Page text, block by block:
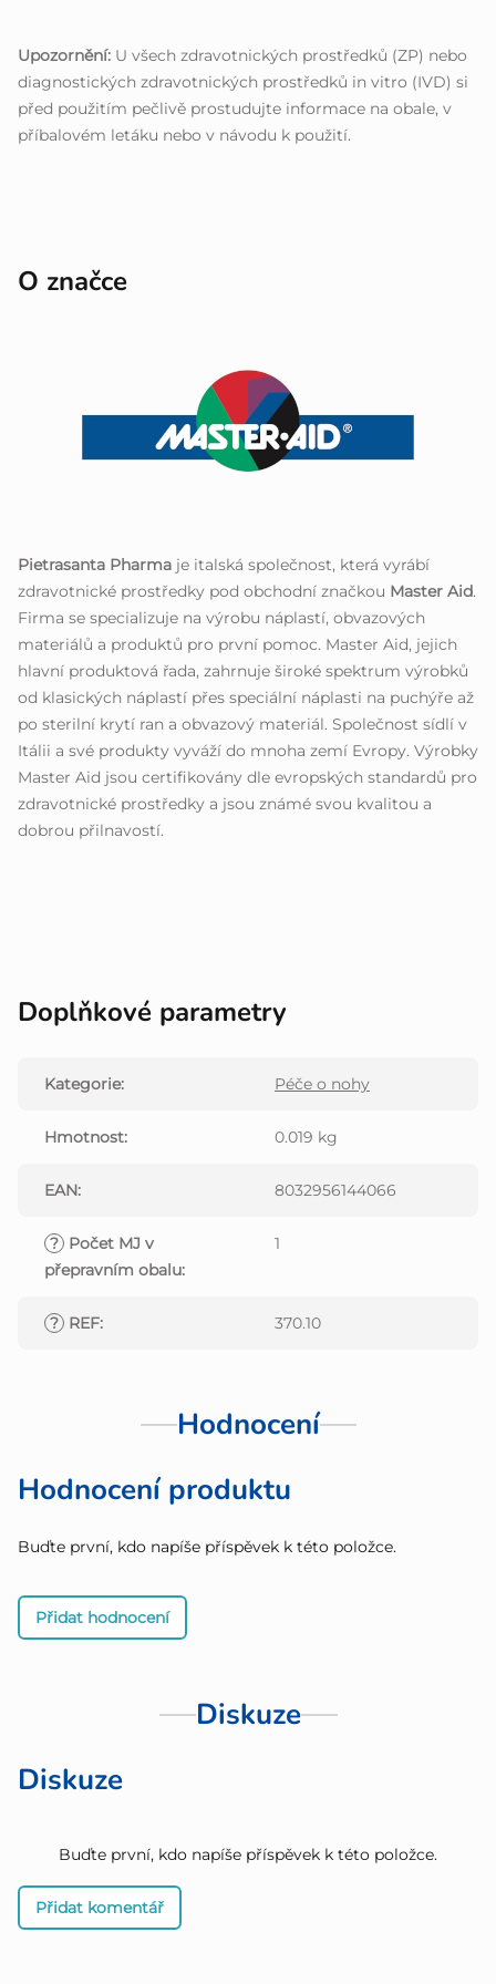
Upozornění: U všech zdravotnických prostředků (ZP) nebo
diagnostických zdravotnických prostředků in vitro (IVD) si
před použitím pečlivě prostudujte informace na obale, v
příbalovém letáku nebo v návodu k použití.
O značce
Pietrasanta Pharma je italská společnost, která vyrábí
zdravotnické prostředky pod obchodní značkou Master Aid.
Firma se specializuje na výrobu náplastí, obvazových
materiálů a produktů pro první pomoc. Master Aid, jejich
hlavní produktová řada, zahrnuje široké spektrum výrobků
od klasických náplastí přes speciální náplasti na puchýře až
po sterilní krytí ran a obvazový materiál. Společnost sídlí v
Itálii a své produkty vyváží do mnoha zemí Evropy. Výrobky
Master Aid jsou certifikovány dle evropských standardů pro
zdravotnické prostředky a jsou známé svou kvalitou a
dobrou přilnavostí.
Doplňkové parametry
Kategorie: Péče o nohy
Hmotnost: 0.019 kg
EAN: 8032956144066
? Počet MJ v
přepravním obalu:
1
? REF: 370.10
Hodnocení
Hodnocení produktu
Buďte první, kdo napíše příspěvek k této položce.
Přidat hodnocení
Diskuze
Diskuze
Buďte první, kdo napíše příspěvek k této položce.
Přidat komentář